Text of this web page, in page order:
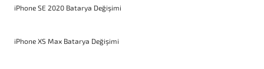
iPhone SE 2020 Batarya Değişimi
iPhone XS Max Batarya Değişimi